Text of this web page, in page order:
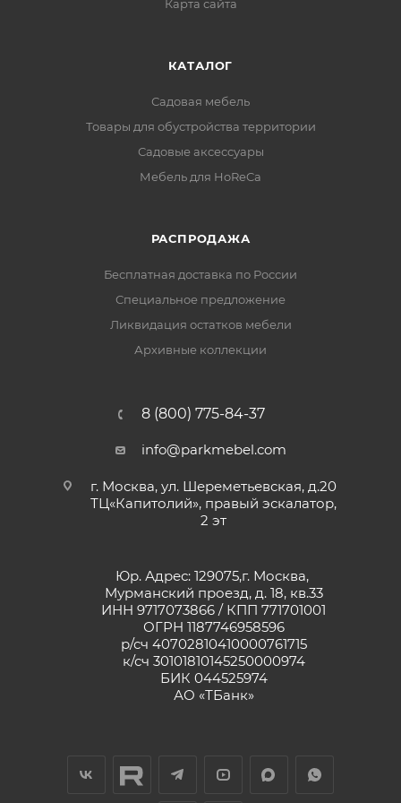
Карта сайта
КАТАЛОГ
Садовая мебель
Товары для обустройства территории
Садовые аксессуары
Мебель для HoReCa
РАСПРОДАЖА
Бесплатная доставка по России
Специальное предложение
Ликвидация остатков мебели
Архивные коллекции
8 (800) 775-84-37
info@parkmebel.com
г. Москва, ул. Шереметьевская, д.20
ТЦ«Капитолий», правый эскалатор,
2 эт
Юр. Адрес: 129075,г. Москва,
Мурманский проезд, д. 18, кв.33
ИНН 9717073866 / КПП 771701001
ОГРН 1187746958596
р/сч 40702810410000761715
к/сч 30101810145250000974
БИК 044525974
АО «ТБанк»